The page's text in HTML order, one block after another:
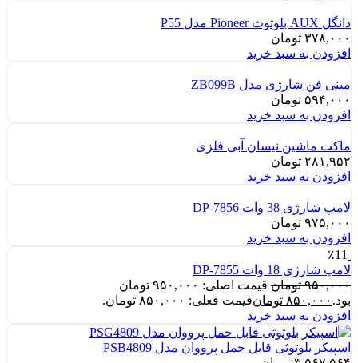
دانگل AUX بلوتوث Pioneer مدل P55
۳۷۸,۰۰۰ تومان
افزودن به سبد خرید
مینی فن شارژی مدل ZB099B
۵۹۴,۰۰۰ تومان
افزودن به سبد خرید
ماکت ماشین نیسان آبی فلزی
۲۸۱,۹۵۲ تومان
افزودن به سبد خرید
لامپ شارژی 38 وات DP-7856
۹۷۵,۰۰۰ تومان
افزودن به سبد خرید
٪11
لامپ شارژی 18 وات DP-7855
۹۵۰,۰۰۰ تومان
قیمت اصلی: ۹۵۰,۰۰۰ تومان
بود. ۸۵۰,۰۰۰ تومانقیمت فعلی: ۸۵۰,۰۰۰ تومان.
افزودن به سبد خرید
اسپیکر بلوتوثی قابل حمل پرووان مدل PSB4809